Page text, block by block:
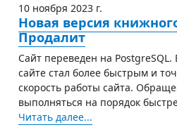
10 ноября 2023 г.
Новая версия
Продалит
Сайт переведен на PostgreSQL.
сайте стал более быстрым и
скорость работы сайта.
выполняться на порядок
Читать далее...